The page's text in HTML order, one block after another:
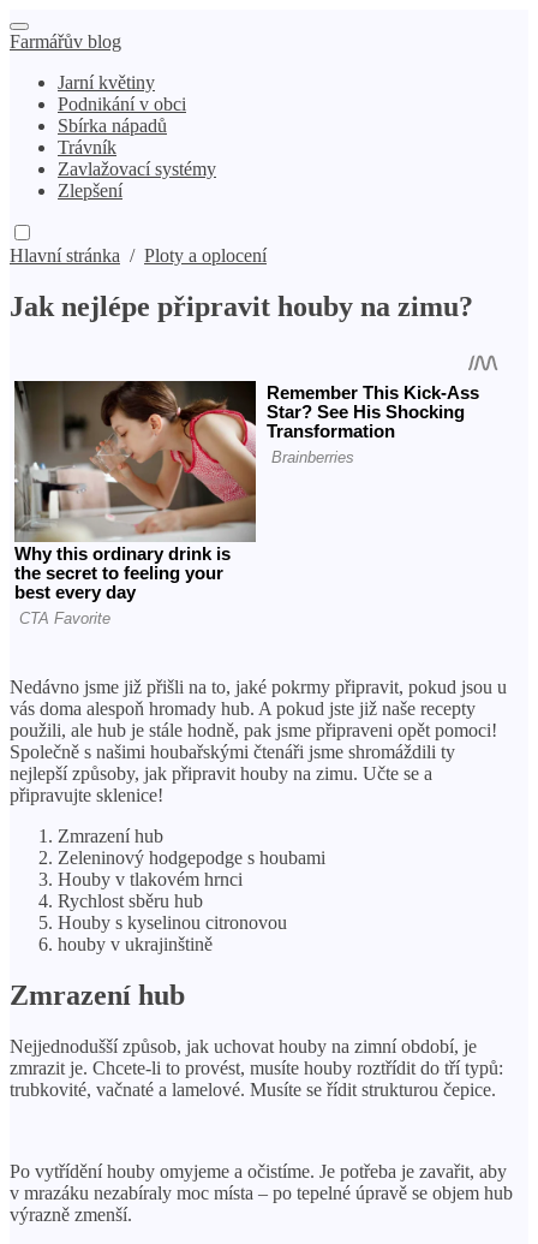
Farmářův blog
Jarní květiny
Podnikání v obci
Sbírka nápadů
Trávník
Zavlažovací systémy
Zlepšení
Hlavní stránka / Ploty a oplocení
Jak nejlépe připravit houby na zimu?
Nedávno jsme již přišli na to, jaké pokrmy připravit, pokud jsou u
vás doma alespoň hromady hub. A pokud jste již naše recepty
použili, ale hub je stále hodně, pak jsme připraveni opět pomoci!
Společně s našimi houbařskými čtenáři jsme shromáždili ty
nejlepší způsoby, jak připravit houby na zimu. Učte se a
připravujte sklenice!
Zmrazení hub
Zeleninový hodgepodge s houbami
Houby v tlakovém hrnci
Rychlost sběru hub
Houby s kyselinou citronovou
houby v ukrajinštině
Zmrazení hub
Nejjednodušší způsob, jak uchovat houby na zimní období, je
zmrazit je. Chcete-li to provést, musíte houby roztřídit do tří typů:
trubkovité, vačnaté a lamelové. Musíte se řídit strukturou čepice.
Po vytřídění houby omyjeme a očistíme. Je potřeba je zavařit, aby
v mrazáku nezabíraly moc místa – po tepelné úpravě se objem hub
výrazně zmenší.